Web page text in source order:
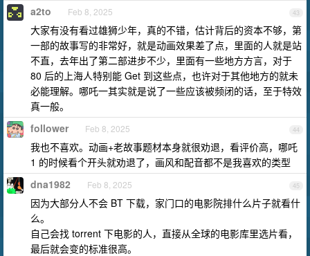
43
a2to Feb 8, 2025
大家有没有看过雄狮少年，真的不错，估计背后的资本不够，第
一部的故事写的非常好，就是动画效果差了点，里面的人就是站
不直，去年出了第二部进步不少，里面有一些地方方言，对于
80 后的上海人特别能 Get 到这些点，也许对于其他地方的就未
必能理解。哪吒一其实就是说了一些应该被频闭的话，至于特效
真一般。
44
follower Feb 8, 2025
我也不喜欢。动画+老故事题材本身就很劝退，看评价高，哪吒
1 的时候看个开头就劝退了，画风和配音都不是我喜欢的类型
45
dna1982 Feb 8, 2025
因为大部分人不会 BT 下载，家门口的电影院排什么片子就看什
么。
自己会找 torrent 下电影的人，直接从全球的电影库里选片看，
最后就会变的标准很高。